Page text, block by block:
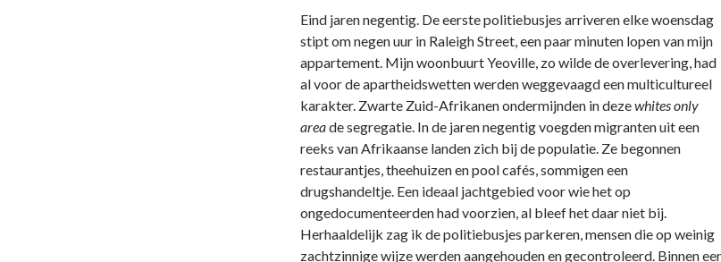
Eind jaren negentig. De eerste politiebusjes arriveren elke woensdag
stipt om negen uur in Raleigh Street, een paar minuten lopen van mijn
appartement. Mijn woonbuurt Yeoville, zo wilde de overlevering, had
al voor de apartheidswetten werden weggevaagd een multicultureel
karakter. Zwarte Zuid-Afrikanen ondermijnden in dezewhites only
areade segregatie. In de jaren negentig voegden migranten uit een
reeks van Afrikaanse landen zich bij de populatie. Ze begonnen
restaurantjes, theehuizen en pool cafés, sommigen een
drugshandeltje. Een ideaal jachtgebied voor wie het op
ongedocumenteerden had voorzien, al bleef het daar niet bij.
Herhaaldelijk zag ik de politiebusjes parkeren, mensen die op weinig
zachtzinnige wijze werden aangehouden en gecontroleerd. Binnen